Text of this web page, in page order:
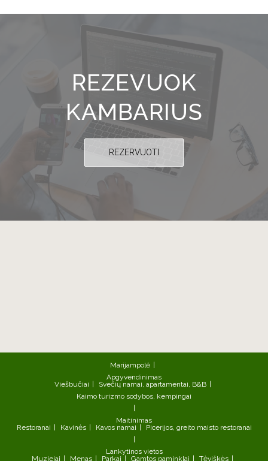
REZEVUOK
KAMBARIUS
REZERVUOTI
Marijampolė
Apgyvendinimas
Viešbučiai
Svečių namai, apartamentai, B&B
Kaimo turizmo sodybos, kempingai
Maitinimas
Restoranai
Kavinės Kavos namai Picerijos, greito maisto restoranai
Lankytinos vietos
Muziejai
Menas Parkai Gamtos paminklai Tėviškės